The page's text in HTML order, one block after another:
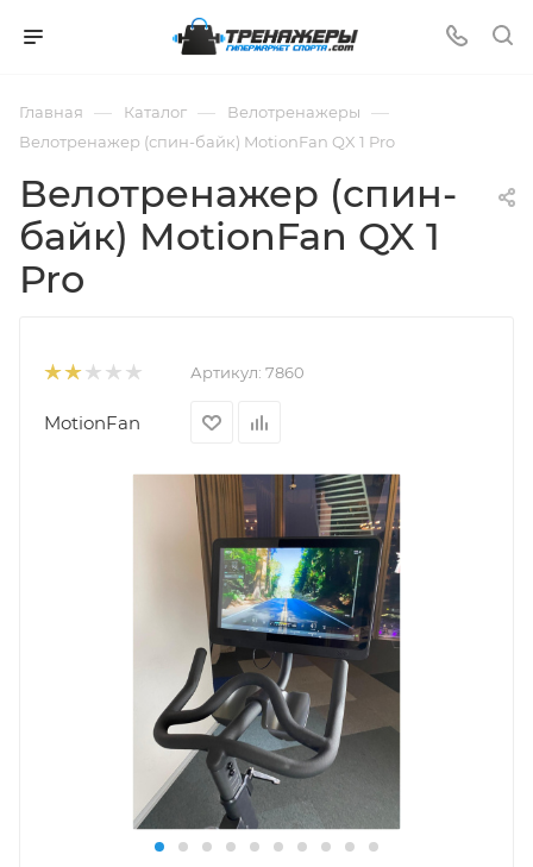
Главная — Каталог — Велотренажеры —
Велотренажер (спин-байк) MotionFan QX 1 Pro
Велотренажер (спин-
байк) MotionFan QX 1
Pro
Артикул: 7860
MotionFan